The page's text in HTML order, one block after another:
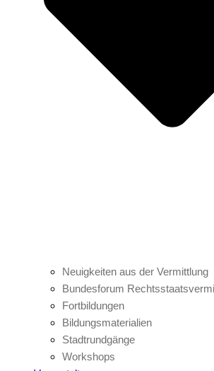
Neuigkeiten aus der Vermittlung
Bundesforum
Fortbildungen
Bildungsmaterialien
Stadtrundgänge
Workshops